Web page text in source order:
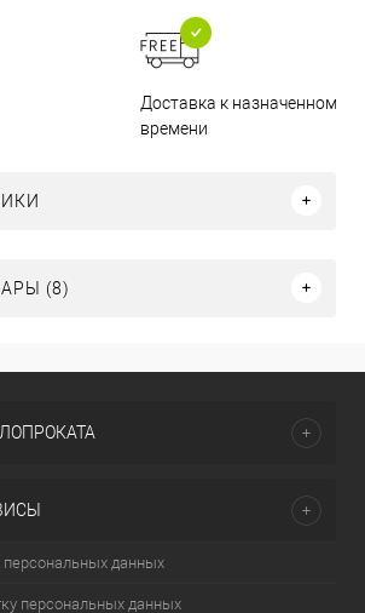
Доставка к назначенному
времени
(8)
персональных данных
персональных данных